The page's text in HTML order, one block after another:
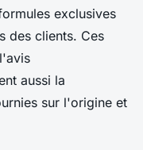
exclusives
des clients. Ces
aussi la
sur l'origine et